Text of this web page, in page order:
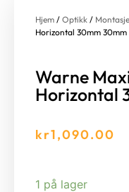
Hjem / Optikk /
Horizontal 30mm 30mm
Warne
Horizontal
kr1,090.00
1 på lager